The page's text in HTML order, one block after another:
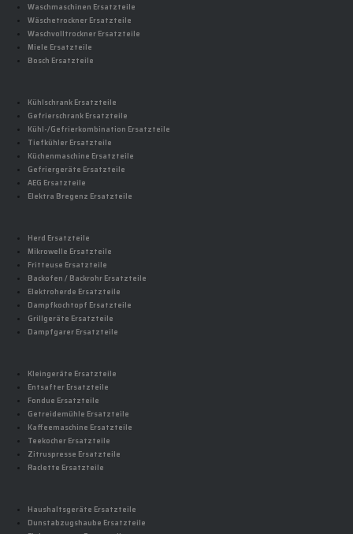
Waschmaschinen Ersatzteile
Wäschetrockner Ersatzteile
Waschvolltrockner Ersatzteile
Miele Ersatzteile
Bosch Ersatzteile
Kühlschrank Ersatzteile
Gefrierschrank Ersatzteile
Kühl-/Gefrierkombination Ersatzteile
Tiefkühler Ersatzteile
Küchenmaschine Ersatzteile
Gefriergeräte Ersatzteile
AEG Ersatzteile
Elektra Bregenz Ersatzteile
Herd Ersatzteile
Mikrowelle Ersatzteile
Fritteuse Ersatzteile
Backofen / Backrohr Ersatzteile
Elektroherde Ersatzteile
Dampfkochtopf Ersatzteile
Grillgeräte Ersatzteile
Dampfgarer Ersatzteile
Kleingeräte Ersatzteile
Entsafter Ersatzteile
Fondue Ersatzteile
Getreidemühle Ersatzteile
Kaffeemaschine Ersatzteile
Teekocher Ersatzteile
Zitruspresse Ersatzteile
Raclette Ersatzteile
Haushaltsgeräte Ersatzteile
Dunstabzugshaube Ersatzteile